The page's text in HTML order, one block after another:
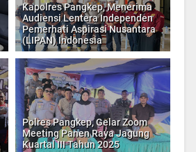
Kapolres Pangkep, Menerima
Audiensi Lentera Independen
Pemerhati Aspirasi Nusantara
(LIPAN) Indonesia
Polres Pangkep, Gelar Zoom
Meeting Panen Raya Jagung
Kuartal III Tahun 2025